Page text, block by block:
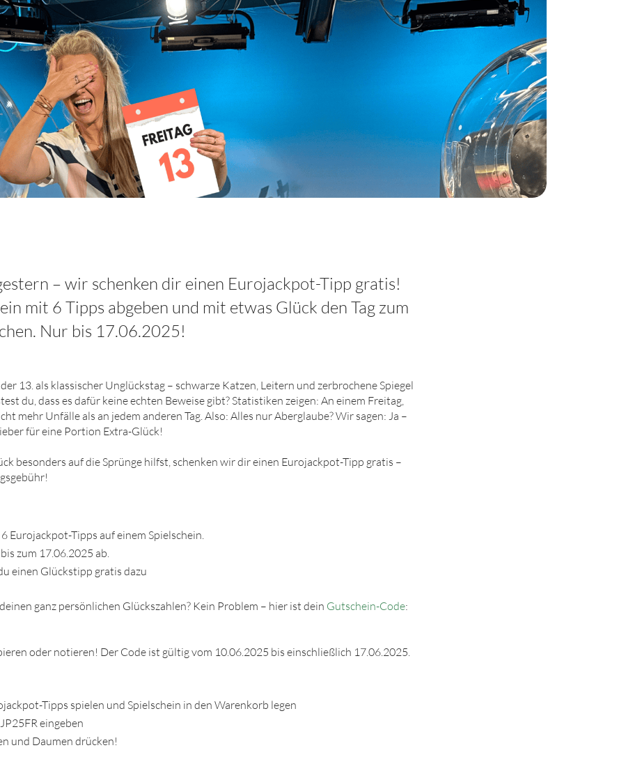
– wir schenken dir einen Eurojackpot-Tipp gratis!
mit 6 Tipps abgeben und mit etwas Glück den Tag zum
Nur bis 17.06.2025!
13. als klassischer Unglückstag – schwarze Katzen, Leitern und zerbrochene Spiegel
du, dass es dafür keine echten Beweise gibt? Statistiken zeigen: An einem Freitag,
mehr Unfälle als an jedem anderen Tag. Also: Alles nur Aberglaube? Wir sagen: Ja –
für eine Portion Extra-Glück!
besonders auf die Sprünge hilfst, schenken wir dir einen Eurojackpot-Tipp gratis –
Eurojackpot-Tipps auf einem Spielschein.
zum 17.06.2025 ab.
einen Glückstipp gratis dazu
ganz persönlichen Glückszahlen? Kein Problem – hier ist dein Gutschein-Code:
oder notieren! Der Code ist gültig vom 10.06.2025 bis einschließlich 17.06.2025.
Tipps spielen und Spielschein in den Warenkorb legen
eingeben
und Daumen drücken!